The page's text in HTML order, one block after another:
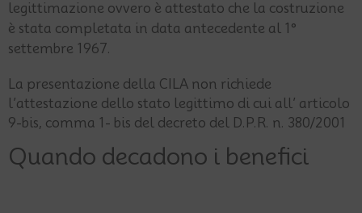
legittimazione ovvero è attestato che la costruzione
è stata completata in data antecedente al 1°
settembre 1967.
La presentazione della CILA non richiede
l’attestazione dello stato legittimo di cui all’ articolo
9-bis, comma 1- bis del decreto del D.P.R. n. 380/2001
Quando decadono i benefici